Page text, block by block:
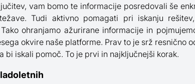
vam bomo te informacije posredovali še
Tudi aktivno pomagati pri iskanju
ohranjamo ažurirane informacije in
okvire naše platforme. Prav to je srž resnično
iskali pomoč. To je prvi in najključnejši korak.